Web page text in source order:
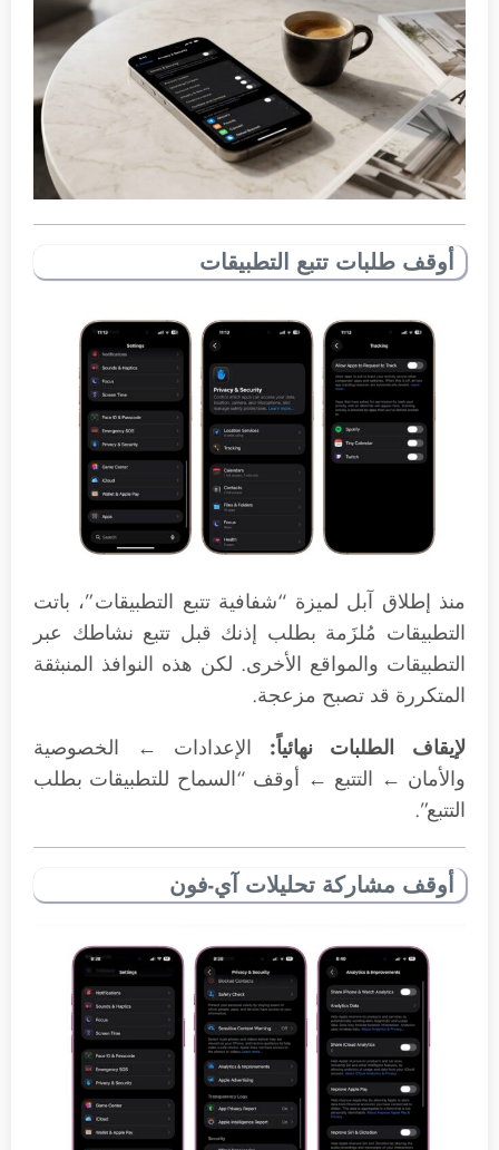
أوقف طلبات تتبع التطبيقات
منذ إطلاق آبل لميزة “شفافية تتبع التطبيقات”، باتت
التطبيقات مُلزَمة بطلب إذنك قبل تتبع نشاطك عبر
التطبيقات والمواقع الأخرى. لكن هذه النوافذ المنبثقة
المتكررة قد تصبح مزعجة.
لإيقاف الطلبات نهائياً: الإعدادات ← الخصوصية
والأمان ← التتبع ← أوقف “السماح للتطبيقات بطلب
التتبع”.
أوقف مشاركة تحليلات آي-فون